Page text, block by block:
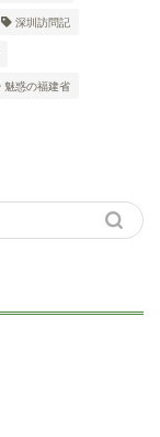
深圳訪問記
魅惑の福建省